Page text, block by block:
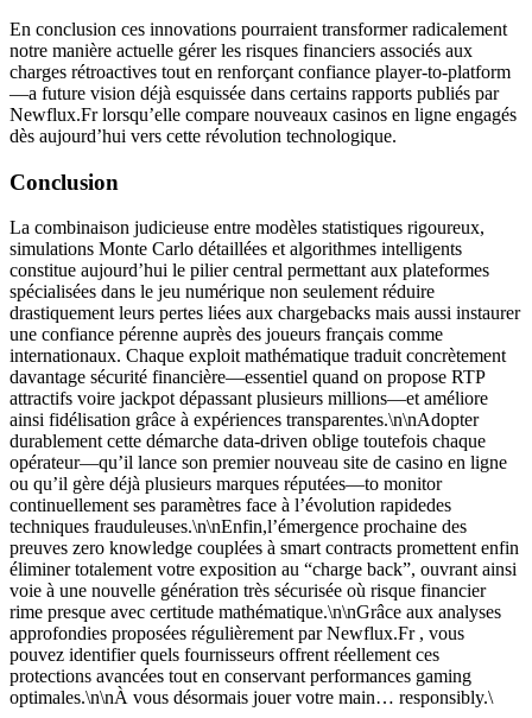
En conclusion ces innovations pourraient transformer radicalement
notre manière actuelle gérer les risques financiers associés aux
charges rétroactives tout en renforçant confiance player-to-platform
—a future vision déjà esquissée dans certains rapports publiés par
Newflux.Fr lorsqu’elle compare nouveaux casinos en ligne engagés
dès aujourd’hui vers cette révolution technologique.
Conclusion
La combinaison judicieuse entre modèles statistiques rigoureux,
simulations Monte Carlo détaillées et algorithmes intelligents
constitue aujourd’hui le pilier central permettant aux plateformes
spécialisées dans le jeu numérique non seulement réduire
drastiquement leurs pertes liées aux chargebacks mais aussi instaurer
une confiance pérenne auprès des joueurs français comme
internationaux. Chaque exploit mathématique traduit concrètement
davantage sécurité financière—essentiel quand on propose RTP
attractifs voire jackpot dépassant plusieurs millions—et améliore
ainsi fidélisation grâce à expériences transparentes.\n\nAdopter
durablement cette démarche data‑driven oblige toutefois chaque
opérateur—qu’il lance son premier nouveau site de casino en ligne
ou qu’il gère déjà plusieurs marques réputées—to monitor
continuellement ses paramètres face à l’évolution rapidedes
techniques frauduleuses.\n\nEnfin,l’émergence prochaine des
preuves zero knowledge couplées à smart contracts promettent enfin
éliminer totalement votre exposition au “charge back”, ouvrant ainsi
voie à une nouvelle génération très sécurisée où risque financier
rime presque avec certitude mathématique.\n\nGrâce aux analyses
approfondies proposées régulièrement par Newflux.Fr , vous
pouvez identifier quels fournisseurs offrent réellement ces
protections avancées tout en conservant performances gaming
optimales.\n\nÀ vous désormais jouer votre main… responsibly.\